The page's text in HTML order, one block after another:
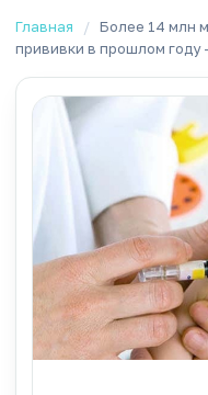
Главная / Более 14 млн
прививки в прошлом